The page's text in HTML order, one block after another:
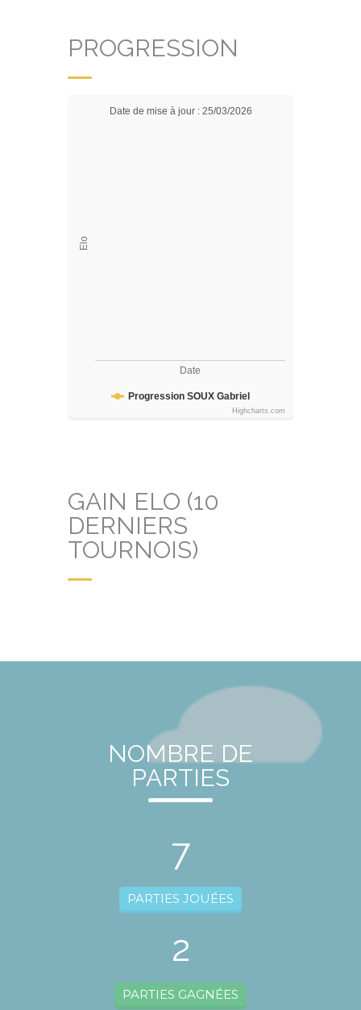
PROGRESSION
Date
Elo
Date de mise à jour : 25/03/2026
Progression SOUX Gabriel
Highcharts.com
GAIN ELO (10
DERNIERS
TOURNOIS)
NOMBRE DE
PARTIES
7
PARTIES JOUÉES
2
PARTIES GAGNÉES